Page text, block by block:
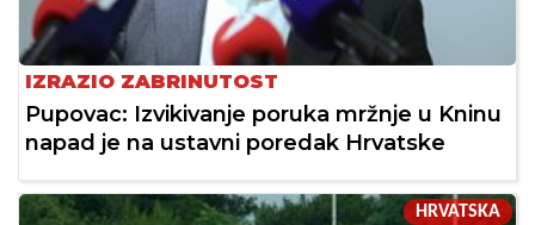
IZRAZIO ZABRINUTOST
Pupovac: Izvikivanje poruka mržnje u Kninu
napad je na ustavni poredak Hrvatske
HRVATSKA